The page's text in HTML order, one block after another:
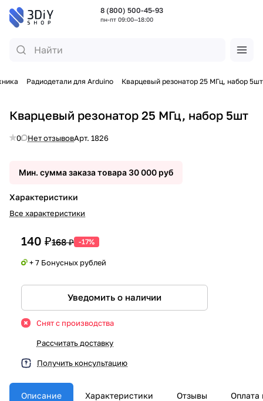
8 (800) 500-45-93
пн-пт 09:00—18:00
Радиодетали для Arduino Кварцевый резонатор 25 МГц, набор 5шт
Кварцевый резонатор 25 МГц, набор 5шт
0 Нет отзывовАрт. 1826
Мин. сумма заказа товара 30 000 руб
Характеристики
Все характеристики
140 ₽168 ₽ -17%
+ 7 Бонусных рублей
Уведомить о наличии
Снят с производства
Рассчитать доставку
Получить консультацию
Описание Характеристики Отзывы Оплата